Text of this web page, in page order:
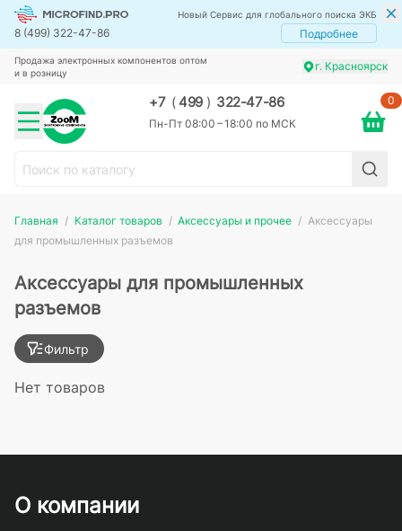
Новый Сервис для глобального поиска ЭКБ
8 (499) 322-47-86 Подробнее
Продажа электронных компонентов оптом
и в розницу
г. Красноярск
+7 (499 ) 322-47-86
Пн-Пт 08:00 – 18:00 по МСК
0
Главная Каталог товаров Аксессуары и прочее
Аксессуары
для промышленных разъемов
Аксессуары для промышленных
разъемов
Фильтр
Нет товаров
О компании